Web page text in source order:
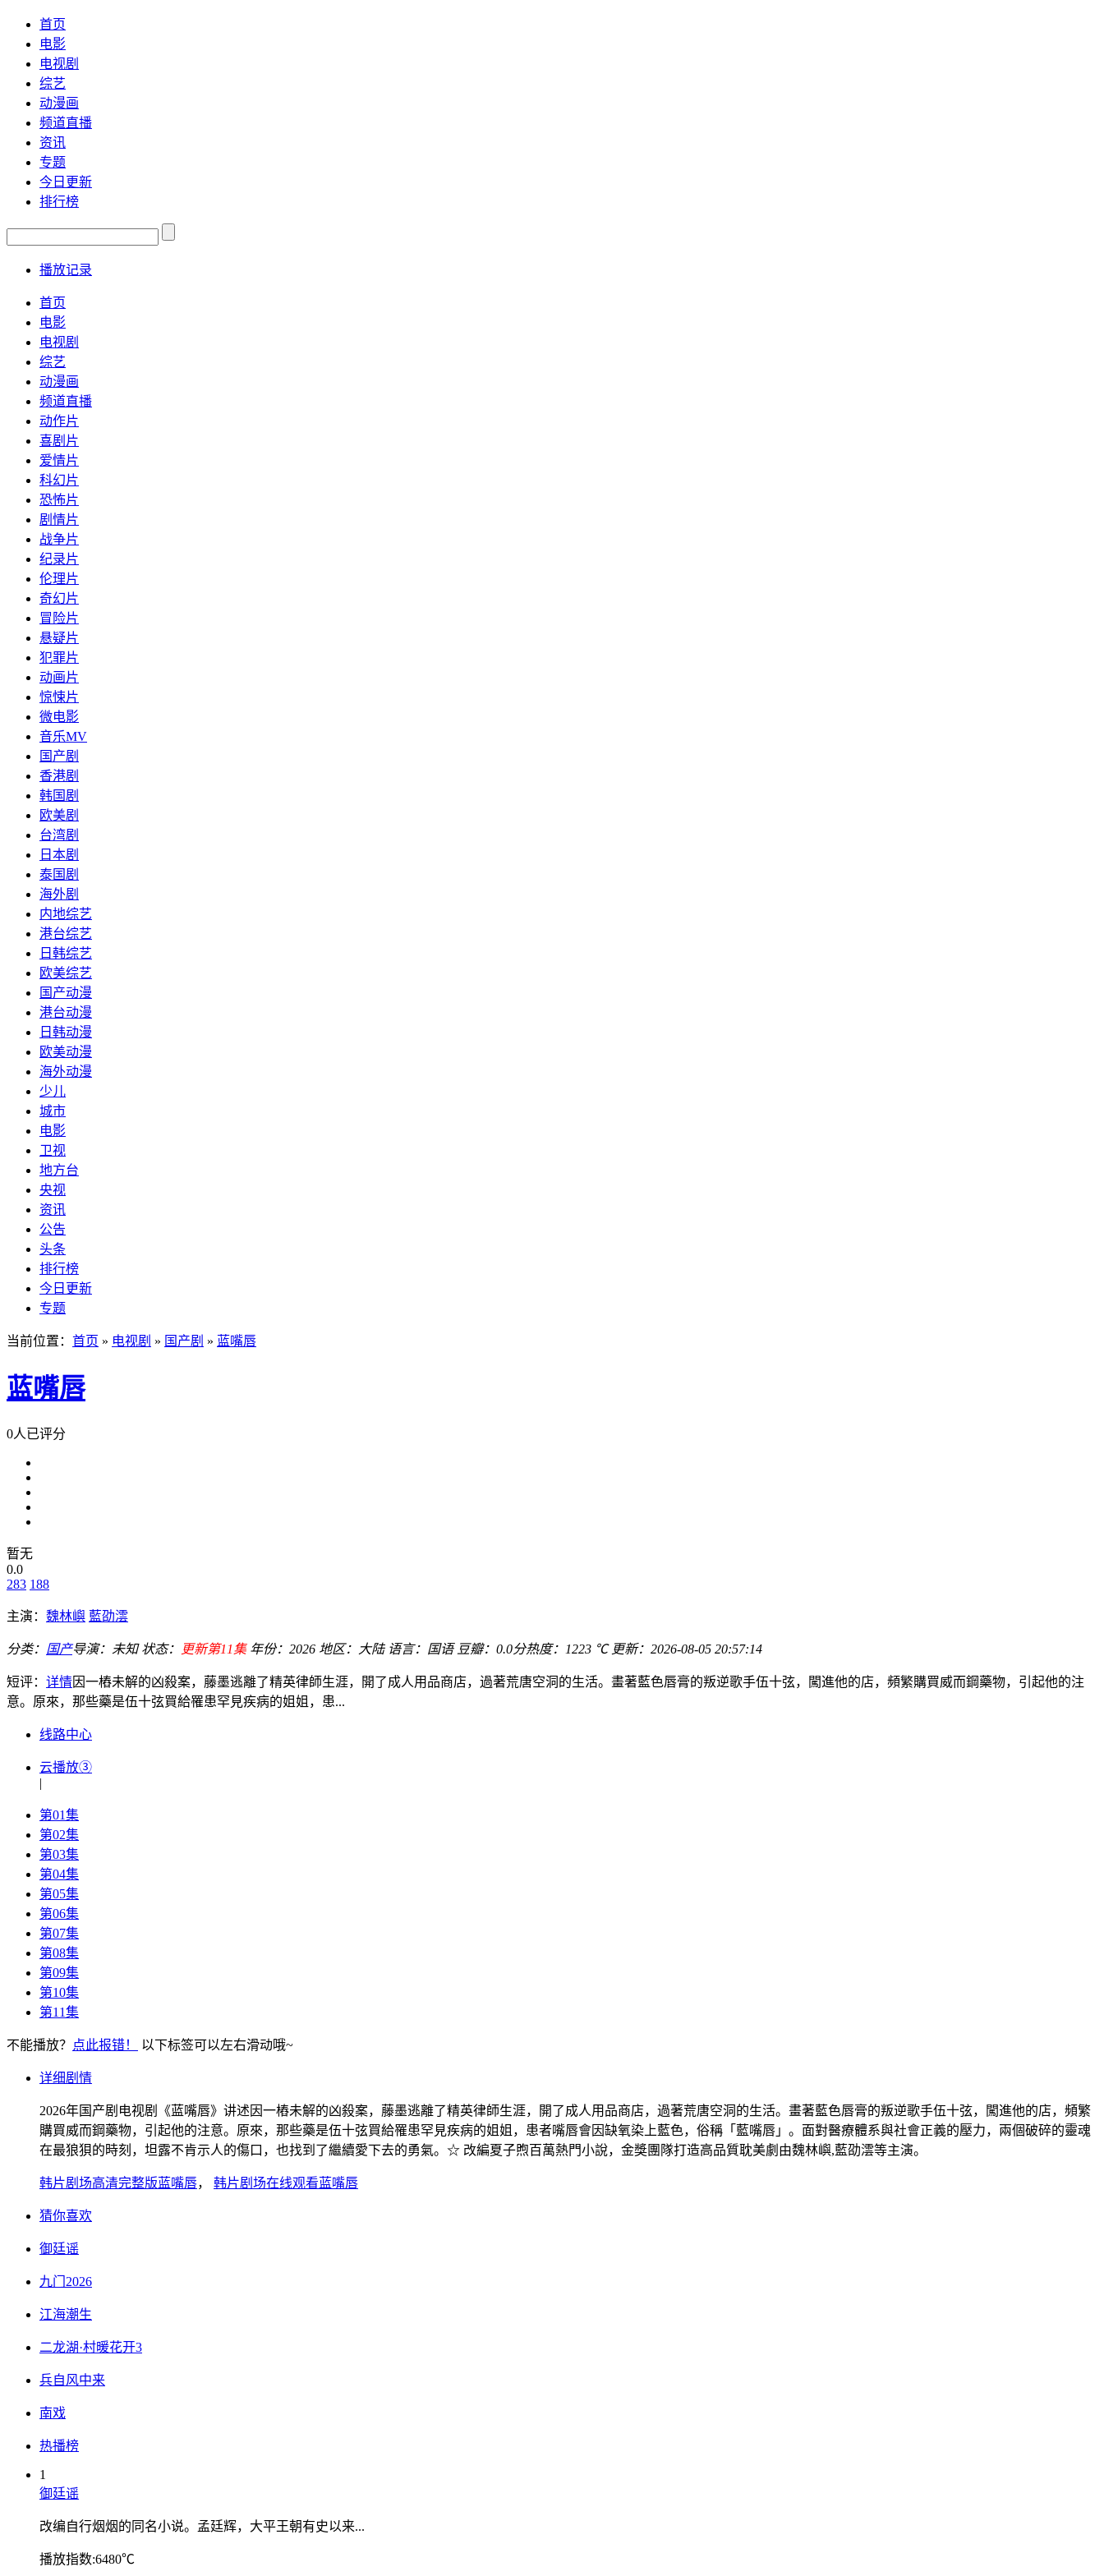
首页
电影
电视剧
综艺
动漫画
频道直播
资讯
专题
今日更新
排行榜
播放记录
首页
电影
电视剧
综艺
动漫画
频道直播
动作片
喜剧片
爱情片
科幻片
恐怖片
剧情片
战争片
纪录片
伦理片
奇幻片
冒险片
悬疑片
犯罪片
动画片
惊悚片
微电影
音乐MV
国产剧
香港剧
韩国剧
欧美剧
台湾剧
日本剧
泰国剧
海外剧
内地综艺
港台综艺
日韩综艺
欧美综艺
国产动漫
港台动漫
日韩动漫
欧美动漫
海外动漫
少儿
城市
电影
卫视
地方台
央视
资讯
公告
头条
排行榜
今日更新
专题
当前位置： 首页 » 电视剧 » 国产剧 » 蓝嘴唇
蓝嘴唇
0人已评分
暂无
0.0
283 188
主演： 魏林嶼 藍劭澐
分类： 国产导演： 未知 状态： 更新第11集 年份： 2026 地区： 大陆 语言： 国语 豆瓣：0.0分热度：1223 ℃ 更新： 2026-08-05 20:57:14
短评： 详情因一樁未解的凶殺案，藤墨逃離了精英律師生涯，開了成人用品商店，過著荒唐空洞的生活。畫著藍色唇膏的叛逆歌手伍十弦，闖進他的店，頻繁購買威而鋼藥物，引起他的注
意。原來，那些藥是伍十弦買給罹患罕見疾病的姐姐，患...
线路中心
云播放③
|
第01集
第02集
第03集
第04集
第05集
第06集
第07集
第08集
第09集
第10集
第11集
不能播放？ 点此报错！ 以下标签可以左右滑动哦~
详细剧情
2026年国产剧电视剧《蓝嘴唇》讲述因一樁未解的凶殺案，藤墨逃離了精英律師生涯，開了成人用品商店，過著荒唐空洞的生活。畫著藍色唇膏的叛逆歌手伍十弦，闖進他的店，頻繁
購買威而鋼藥物，引起他的注意。原來，那些藥是伍十弦買給罹患罕見疾病的姐姐，患者嘴唇會因缺氧染上藍色，俗稱「藍嘴唇」。面對醫療體系與社會正義的壓力，兩個破碎的靈魂
在最狼狽的時刻，坦露不肯示人的傷口，也找到了繼續愛下去的勇氣。☆ 改編夏子煦百萬熱門小說，金獎團隊打造高品質耽美劇由魏林嶼,藍劭澐等主演。
韩片剧场高清完整版蓝嘴唇， 韩片剧场在线观看蓝嘴唇
猜你喜欢
御廷谣
九门2026
江海潮生
二龙湖·村暖花开3
兵自风中来
南戏
热播榜
1
御廷谣
改编自行烟烟的同名小说。孟廷辉，大平王朝有史以来...
播放指数:6480℃